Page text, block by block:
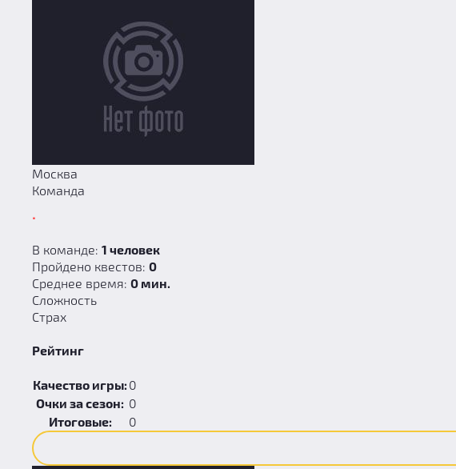
Москва
Команда
.
В команде: 1 человек
Пройдено квестов: 0
Среднее время: 0 мин.
Сложность
Страх
Рейтинг
Качество игры: 0
Очки за сезон: 0
Итоговые:
0